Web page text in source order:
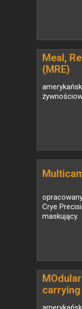
Meal,
(MRE)
Crye
maskujący.
carrying